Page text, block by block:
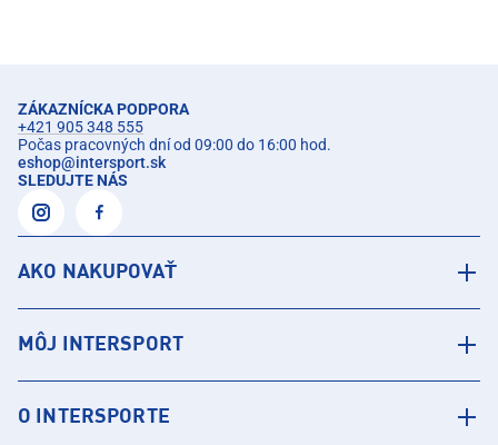
ZÁKAZNÍCKA PODPORA
+421 905 348 555
Počas pracovných dní od 09:00 do 16:00 hod.
eshop@intersport.sk
SLEDUJTE NÁS
AKO NAKUPOVAŤ
MÔJ INTERSPORT
O INTERSPORTE